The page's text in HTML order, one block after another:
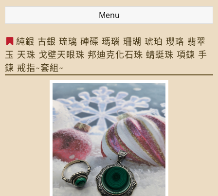
Menu
純銀 古銀 琉璃 硨磲 瑪瑙 珊瑚 琥珀 瓔珞 翡翠
玉 天珠 戈壁天眼珠 邦迪克化石珠 蜻蜓珠 項鍊 手
鍊 戒指~套組~